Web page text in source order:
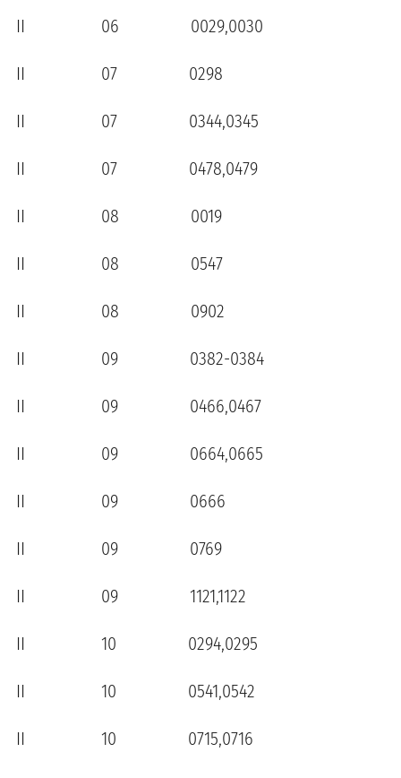
II 06 0029,0030
II 07 0298
II 07 0344,0345
II 07 0478,0479
II 08 0019
II 08 0547
II 08 0902
II 09 0382-0384
II 09 0466,0467
II 09 0664,0665
II 09 0666
II 09 0769
II 09 1121,1122
II 10 0294,0295
II 10 0541,0542
II 10 0715,0716